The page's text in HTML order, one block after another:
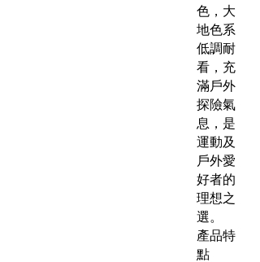
色，大
地色系
低調耐
看，充
滿戶外
探險氣
息，是
運動及
戶外愛
好者的
理想之
選。
產品特
點